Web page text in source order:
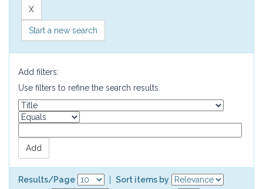
Start a new search
Add filters:
Use filters to refine the search results.
Results/Page
Sort items by